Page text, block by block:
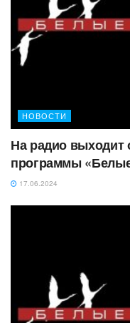
НОВОСТИ
На радио выходит
программы
17.06.2024